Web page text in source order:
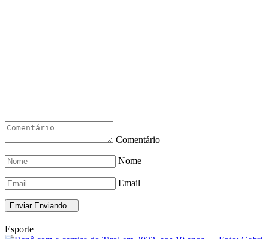
Comentário
Nome
Email
Enviar Enviando...
Esporte